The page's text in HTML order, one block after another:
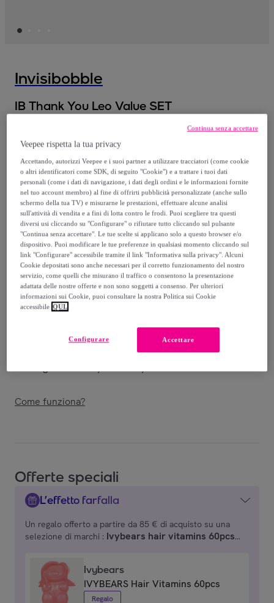
Invisibobble
IB Thank You Leo Value SET
IB Thank You Leo Value SET
6,54 €
10,89 €
-39%
Venduto daADIHAIRSHOP.IT
Consegna
Consegna da
Gratuita da 25 € di acquisto
Come funziona?
Offerte speciali
L’effetto farfalla
Un regalo offerto a partire da 85 € di acquisto su una
selezione di marchi : Ivybears hair vitamins 60pcs
Ivybears
IVYBEARS Hair Vitamins 60pcs
Regalo
Veepee rispetta la tua privacy
Accettando, autorizzi Veepee e i suoi partner a utilizzare tracciatori (come cookie
o altri identificatori come SDK, di seguito "Cookie") e a trattare i tuoi dati
personali (come i dati di navigazione, i dati degli ordini e le informazioni fornite
nel tuo account membro) al fine di offrirti pubblicità personalizzate (anche sullo
schermo della tua TV) e misurarne le prestazioni, effettuare alcune analisi
sull'attività di vendita e a fini di lotta contro le frodi. Puoi scegliere tra questi
diversi usi cliccando su "Configurare" o rifiutare tutto cliccando sul pulsante
"Continua senza accettare". Le tue scelte si applicano solo a questo browser e/o
dispositivo. Puoi modificare le tue preferenze in qualsiasi momento cliccando sul
link "Configurare" accessibile tramite il link "Informativa sulla privacy". Alcuni
Cookie depositati sono anche necessari per il corretto funzionamento del nostro
servizio, come quelli che misurano il traffico o consentono la presentazione
adattata delle nostre offerte e non sono soggetti a consenso. Per ulteriori
informazioni sui Cookie, puoi consultare la nostra Politica sui Cookie
accessibile QUI.
Accettare
Configurare
Continua senza accettare